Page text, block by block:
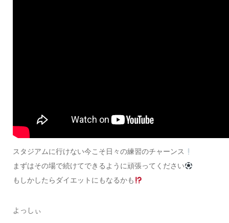
スタジアムに行けない今こそ日々の練習のチャーンス
まずはその場で続けてできるように頑張ってください
もしかしたらダイエットにもなるかも
よっしぃ